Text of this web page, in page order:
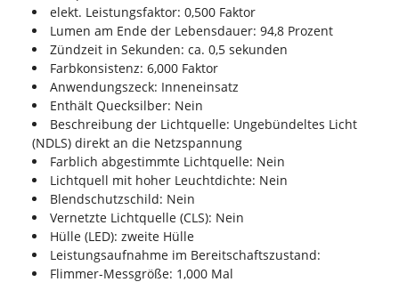
elekt. Leistungsfaktor: 0,500 Faktor
Lumen am Ende der Lebensdauer: 94,8 Prozent
Zündzeit in Sekunden: ca. 0,5 sekunden
Farbkonsistenz: 6,000 Faktor
Anwendungszeck: Inneneinsatz
Enthält Quecksilber: Nein
Beschreibung der Lichtquelle: Ungebündeltes Licht
(NDLS) direkt an die Netzspannung
Farblich abgestimmte Lichtquelle: Nein
Lichtquell mit hoher Leuchtdichte: Nein
Blendschutzschild: Nein
Vernetzte Lichtquelle (CLS): Nein
Hülle (LED): zweite Hülle
Leistungsaufnahme im Bereitschaftszustand:
Flimmer-Messgröße: 1,000 Mal